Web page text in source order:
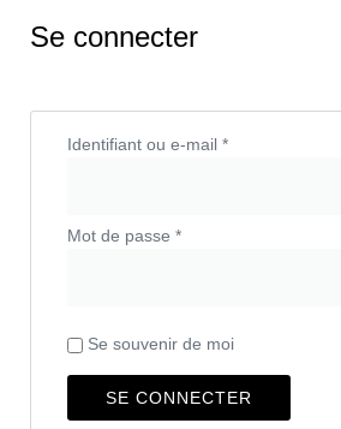
Se connecter
Identifiant ou e-mail *
Mot de passe *
Se souvenir de moi
SE CONNECTER